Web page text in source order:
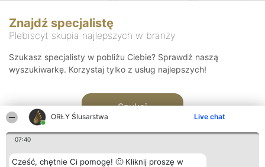
ORŁY Ślusarstwa Live chat
07:40
Cześć, chętnie Ci pomogę! 🙂 Kliknij proszę w
Znajdź specjalistę
Plebiscyt skupia najlepszych w branży
Szukasz specjalisty w pobliżu Ciebie? Sprawdź naszą
wyszukiwarkę. Korzystaj tylko z usług najlepszych!
Szukaj